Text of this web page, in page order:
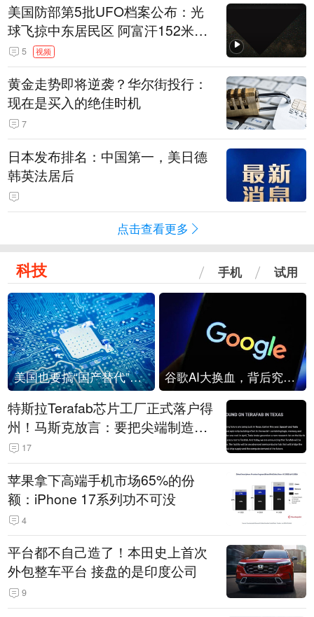
美国防部第5批UFO档案公布：光
球飞掠中东居民区 阿富汗152米三
角形遮蔽星光
5 视频
黄金走势即将逆袭？华尔街投行：
现在是买入的绝佳时机
7
日本发布排名：中国第一，美日德
韩英法居后
点击查看更多
科技 手机 试用
美国也要搞“国产替代”？先算清三笔账 谷歌AI大换血，背后究竟发生了什么？
特斯拉Terafab芯片工厂正式落户得
州！马斯克放言：要把尖端制造带
回美国
17
苹果拿下高端手机市场65%的份
额：iPhone 17系列功不可没
4
平台都不自己造了！本田史上首次
外包整车平台 接盘的是印度公司
9